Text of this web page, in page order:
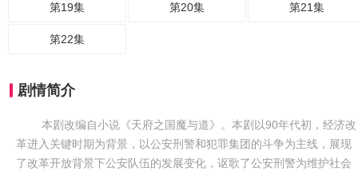
第19集 第20集 第21集
第22集
剧情简介
本剧改编自小说《天府之国魔与道》。本剧以90年代初，经济改
革进入关键时期为背景，以公安刑警和犯罪集团的斗争为主线，展现
了改革开放背景下公安队伍的发展变化，讴歌了公安刑警为维护社会